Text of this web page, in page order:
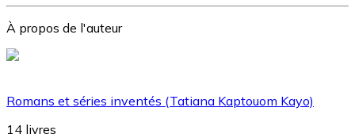
À propos de l'auteur
Romans et séries inventés (Tatiana Kaptouom Kayo)
14 livres